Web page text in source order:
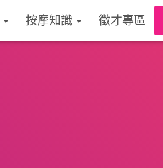
按摩知識 徵才專區